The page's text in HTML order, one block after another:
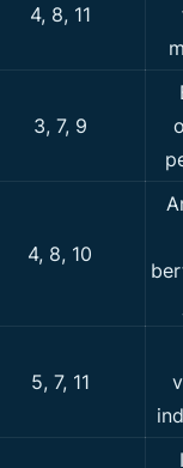
4, 8, 11
3, 7, 9
4, 8, 10
5, 7, 11